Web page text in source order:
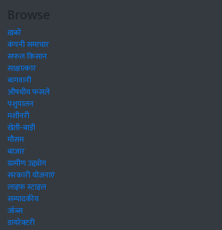
Browse
खबरें
कंपनी समाचार
सफल किसान
साक्षात्कार
बागवानी
औषधीय फसलें
पशुपालन
मशीनरी
खेती-बाड़ी
मौसम
बाजार
ग्रामीण उद्द्योग
सरकारी योजनाएं
लाइफ स्टाइल
सम्पादकीय
जॉब्स
डायरेक्टरी